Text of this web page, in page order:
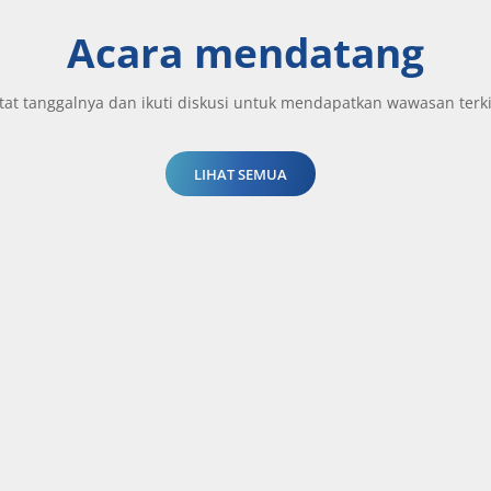
Acara mendatang
tanggalnya dan ikuti diskusi untuk mendapatkan wawasan
LIHAT SEMUA